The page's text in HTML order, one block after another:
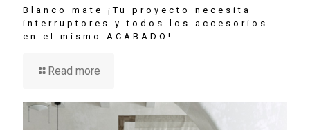
Blanco mate ¡Tu proyecto necesita
interruptores y todos los accesorios
en el mismo ACABADO!
Read more